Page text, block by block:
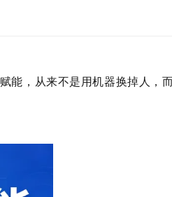
赋能，从来不是用机器换掉人，